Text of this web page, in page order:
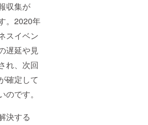
収集が
。2020年
スイベン
遅延や見
れ、次回
確定して
です。
決する